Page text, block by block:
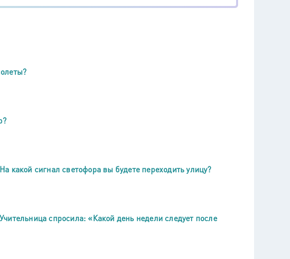
какой сигнал светофора вы будете переходить улицу?
спросила: «Какой день недели следует после